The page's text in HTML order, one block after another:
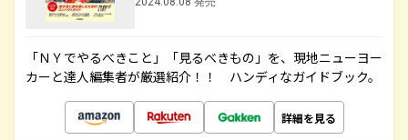
「ＮＹでやるべきこと」「見るべきもの」を、現地ニューヨー
カーと達人編集者が厳選紹介！！ ハンディなガイドブック。
詳細を見る